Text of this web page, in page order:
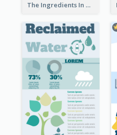
The Ingredients In Whiskey Infographic